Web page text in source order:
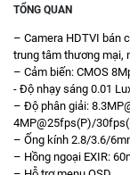
TỔNG QUAN
– Camera HDTVI bán
trung tâm thương mại,
– Cảm biến: CMOS
​- Độ nhạy sáng 0.01
– Độ phân giải:
4MP@25fps(P)/
– Ống kính 2.8/3.6/
– Hồng ngoại EXIR: